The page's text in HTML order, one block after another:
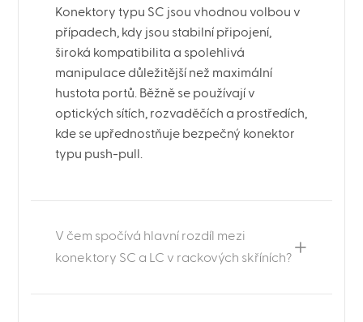
Konektory typu SC jsou vhodnou volbou v
případech, kdy jsou stabilní připojení,
široká kompatibilita a spolehlivá
manipulace důležitější než maximální
hustota portů. Běžně se používají v
optických sítích, rozvaděčích a prostředích,
kde se upřednostňuje bezpečný konektor
typu push-pull.
V čem spočívá hlavní rozdíl mezi
konektory SC a LC v rackových skříních?